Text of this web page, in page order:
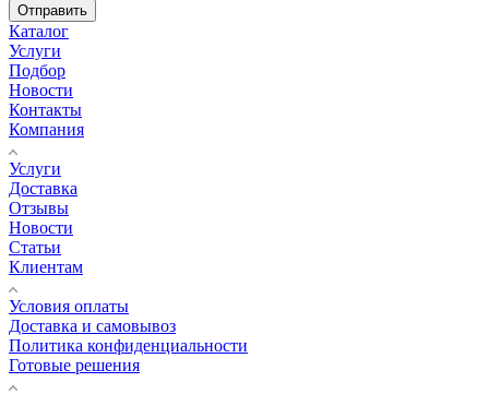
Отправить
Каталог
Услуги
Подбор
Новости
Контакты
Компания
Услуги
Доставка
Отзывы
Новости
Статьи
Клиентам
Условия оплаты
Доставка и самовывоз
Политика конфиденциальности
Готовые решения